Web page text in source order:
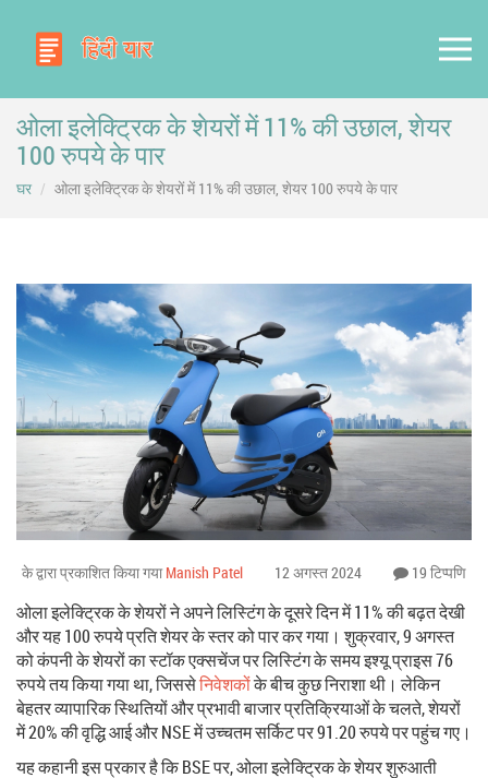
ओला इलेक्ट्रिक के शेयरों में 11% की उछाल, शेयर
100 रुपये के पार
घर ओला इलेक्ट्रिक के शेयरों में 11% की उछाल, शेयर 100 रुपये के पार
के द्वारा प्रकाशित किया गया Manish Patel 12 अगस्त 2024 19 टिप्पणि
ओला इलेक्ट्रिक के शेयरों ने अपने लिस्टिंग के दूसरे दिन में 11% की बढ़त देखी
और यह 100 रुपये प्रति शेयर के स्तर को पार कर गया। शुक्रवार, 9 अगस्त
को कंपनी के शेयरों का स्टॉक एक्सचेंज पर लिस्टिंग के समय इश्यू प्राइस 76
रुपये तय किया गया था, जिससेनिवेशकों के बीच कुछ निराशा थी। लेकिन
बेहतर व्यापारिक स्थितियों और प्रभावी बाजार प्रतिक्रियाओं के चलते, शेयरों
में 20% की वृद्धि आई और NSE में उच्चतम सर्किट पर 91.20 रुपये पर पहुंच गए।
यह कहानी इस प्रकार है कि BSE पर, ओला इलेक्ट्रिक के शेयर शुरुआती